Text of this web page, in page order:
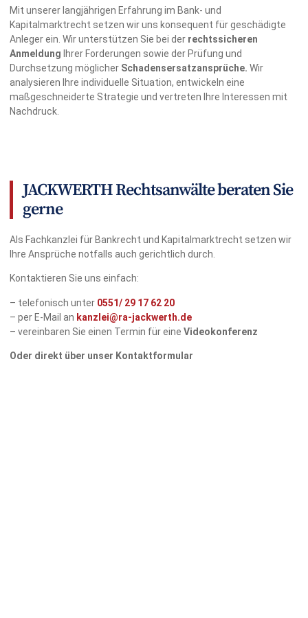
Mit unserer langjährigen Erfahrung im Bank- und
Kapitalmarktrecht setzen wir uns konsequent für geschädigte
Anleger ein. Wir unterstützen Sie bei der rechtssicheren
Anmeldung Ihrer Forderungen sowie der Prüfung und
Durchsetzung möglicher Schadensersatzansprüche. Wir
analysieren Ihre individuelle Situation, entwickeln eine
maßgeschneiderte Strategie und vertreten Ihre Interessen mit
Nachdruck.
JACKWERTH Rechtsanwälte beraten Sie
gerne
Als Fachkanzlei für Bankrecht und Kapitalmarktrecht setzen wir
Ihre Ansprüche notfalls auch gerichtlich durch.
Kontaktieren Sie uns einfach:
– telefonisch unter 0551/ 29 17 62 20
– per E-Mail an kanzlei@ra-jackwerth.de
– vereinbaren Sie einen Termin für eine Videokonferenz
Oder direkt über unser Kontaktformular